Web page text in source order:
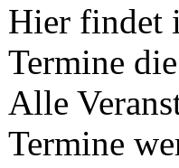
Hier findet
Termine
Alle
Termine